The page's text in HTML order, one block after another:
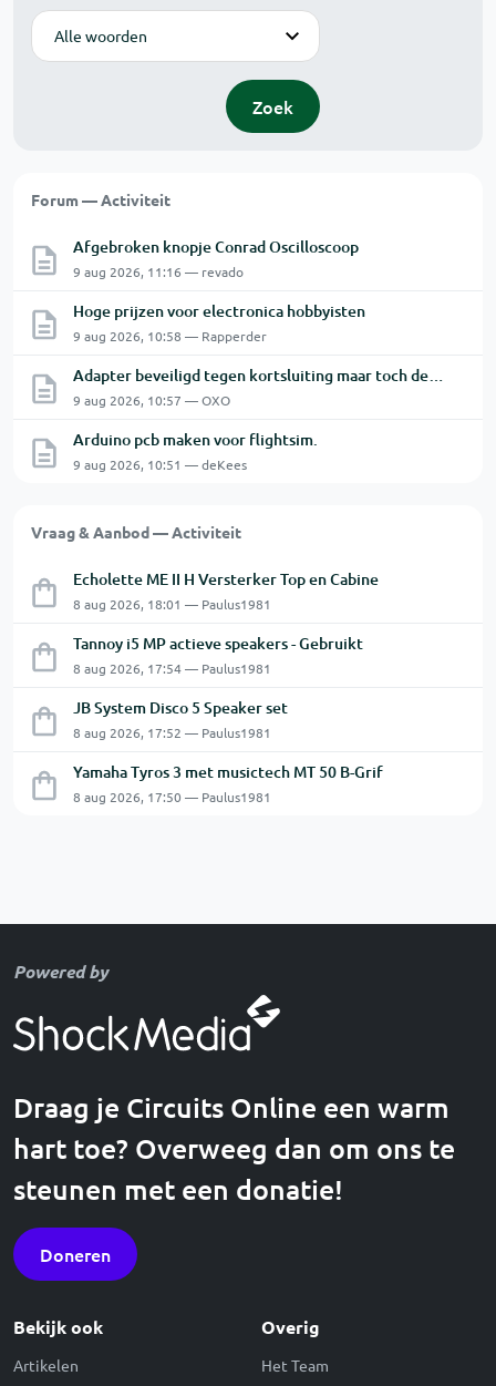
Modus
Zoek
Forum — Activiteit
Afgebroken knopje Conrad Oscilloscoop
9 aug 2026, 11:16 — revado
Hoge prijzen voor electronica hobbyisten
9 aug 2026, 10:58 — Rapperder
Adapter beveiligd tegen kortsluiting maar toch defect?
9 aug 2026, 10:57 — OXO
Arduino pcb maken voor flightsim.
9 aug 2026, 10:51 — deKees
Vraag & Aanbod — Activiteit
Echolette ME II H Versterker Top en Cabine
8 aug 2026, 18:01 — Paulus1981
Tannoy i5 MP actieve speakers - Gebruikt
8 aug 2026, 17:54 — Paulus1981
JB System Disco 5 Speaker set
8 aug 2026, 17:52 — Paulus1981
Yamaha Tyros 3 met musictech MT 50 B-Grif
8 aug 2026, 17:50 — Paulus1981
Powered by
Draag je Circuits Online een warm
hart toe? Overweeg dan om ons te
steunen met een donatie!
Doneren
Bekijk ook
Artikelen
Overig
Het Team